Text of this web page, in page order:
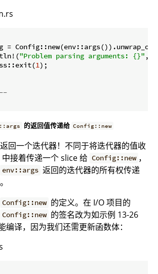
=
"Problem parsing arguments: {}" ,
1);
的返回值传递给 Config::new
回一个迭代器！不同于将迭代器的值收
接着传递一个 slice 给 Config::new ，
env::args 返回的迭代器的所有权传递
。
Config::new 的定义。在 I/O 项目的
Config::new 的签名改为如示例 13-26
编译，因为我们还需更新函数体：